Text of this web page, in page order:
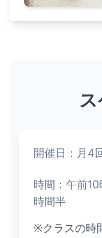
開催日：月4
時間：午前
時間半
※クラスの時